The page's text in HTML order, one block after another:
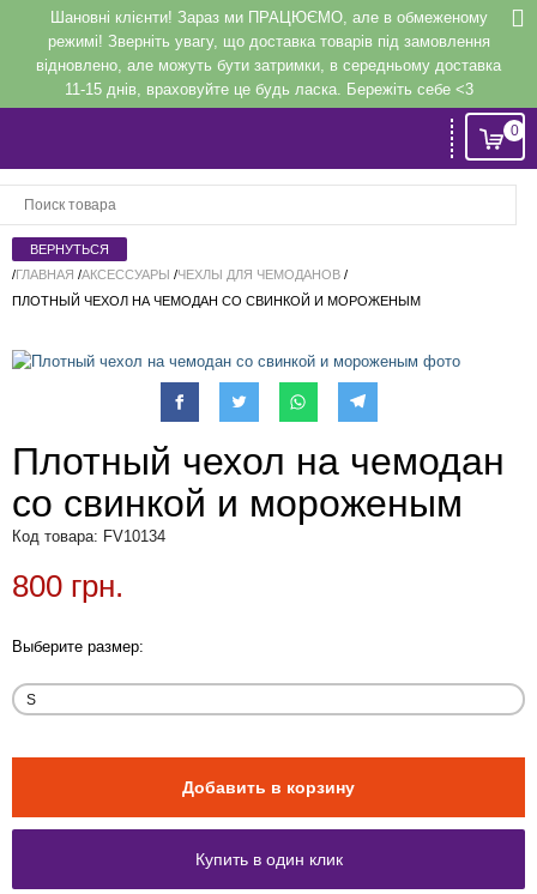
Шановні клієнти! Зараз ми ПРАЦЮЄМО, але в обмеженому
режимі! Зверніть увагу, що доставка товарів під замовлення
відновлено, але можуть бути затримки, в середньому доставка
11-15 днів, враховуйте це будь ласка. Бережіть себе <3
0
/ГЛАВНАЯ /АКСЕССУАРЫ /ЧЕХЛЫ ДЛЯ ЧЕМОДАНОВ /
ПЛОТНЫЙ ЧЕХОЛ НА ЧЕМОДАН СО СВИНКОЙ И МОРОЖЕНЫМ
Плотный чехол на чемодан
со свинкой и мороженым
Код товара: FV10134
800 грн.
Выберите размер:
ВходилиРегистрация
Напомнить
Регистрация или авторизация